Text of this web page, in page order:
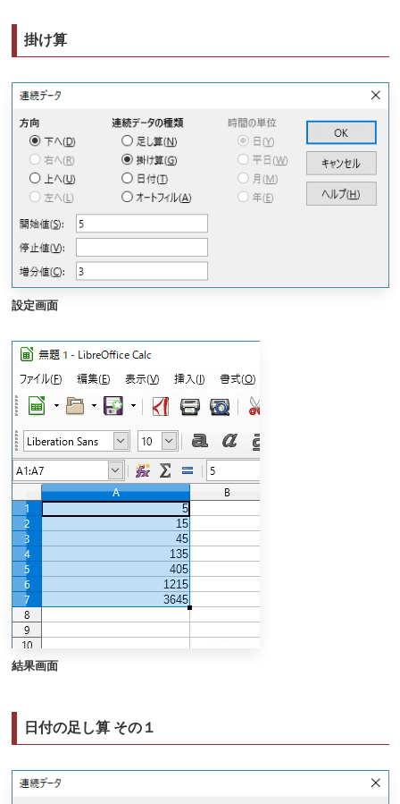
掛け算
設定画面
結果画面
日付の足し算 その１